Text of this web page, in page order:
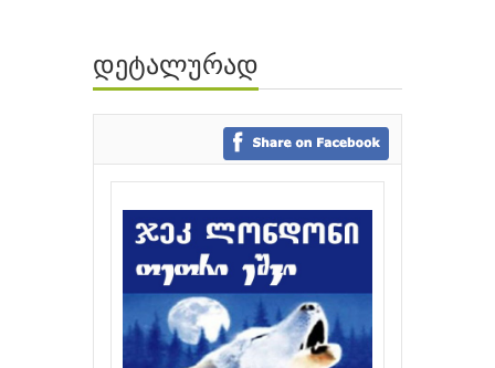
ავტორები
გამომცემლობები
დეტალურად